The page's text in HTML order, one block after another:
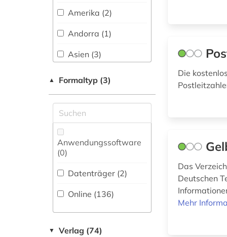
Romanistik (0)
Slavistik (0)
Soziologie (8)
Technik (9)
Theologie und
Religionswissenschaften
(4)
und Fertigungstechnik (8)
(110)
(1)
bauleistung (1)
bauprodukt (2)
baustoff (1)
bautechnik (1)
bauteil (1)
bautzen (1)
bauwesen (1)
Amerika (2)
Andorra (1)
Asien (3)
(1)
Baden-
Wuerttemberg (2)
Bayern (7)
Belarus (1)
Belgien (2)
▲ Formaltyp (3)
Anwendungssoftware
(0)
Datenträger (2)
Online (136)
▼ Verlag (74)
Die
Das
Deutschen
Mehr